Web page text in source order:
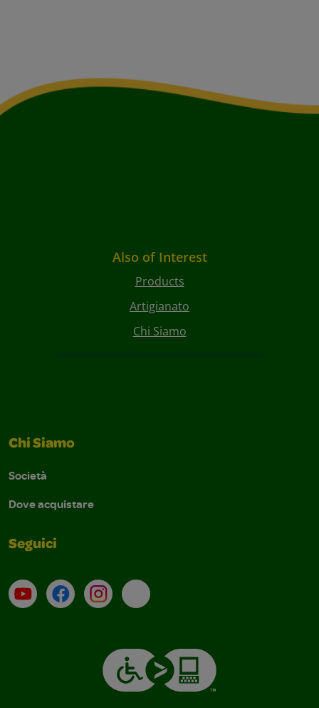
Also of Interest
Products
Artigianato
Chi Siamo
Chi Siamo
Società
Dove acquistare
Seguici
Su YouTube
ContattiProfilo Instagram
Email